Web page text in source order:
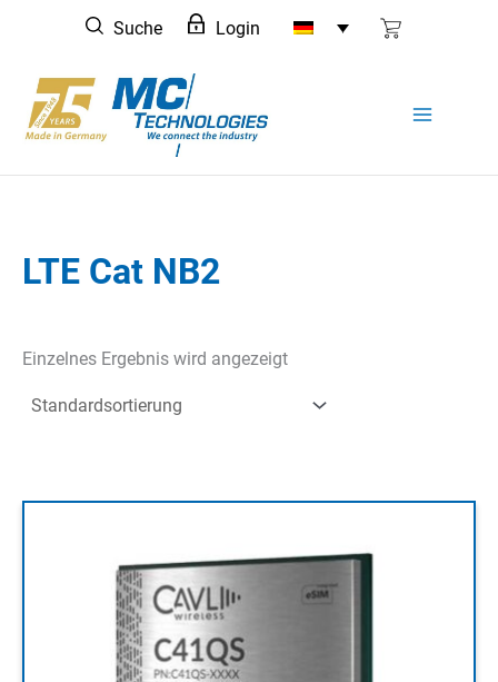
springen
Suche Login
LTE Cat NB2
Einzelnes Ergebnis wird angezeigt